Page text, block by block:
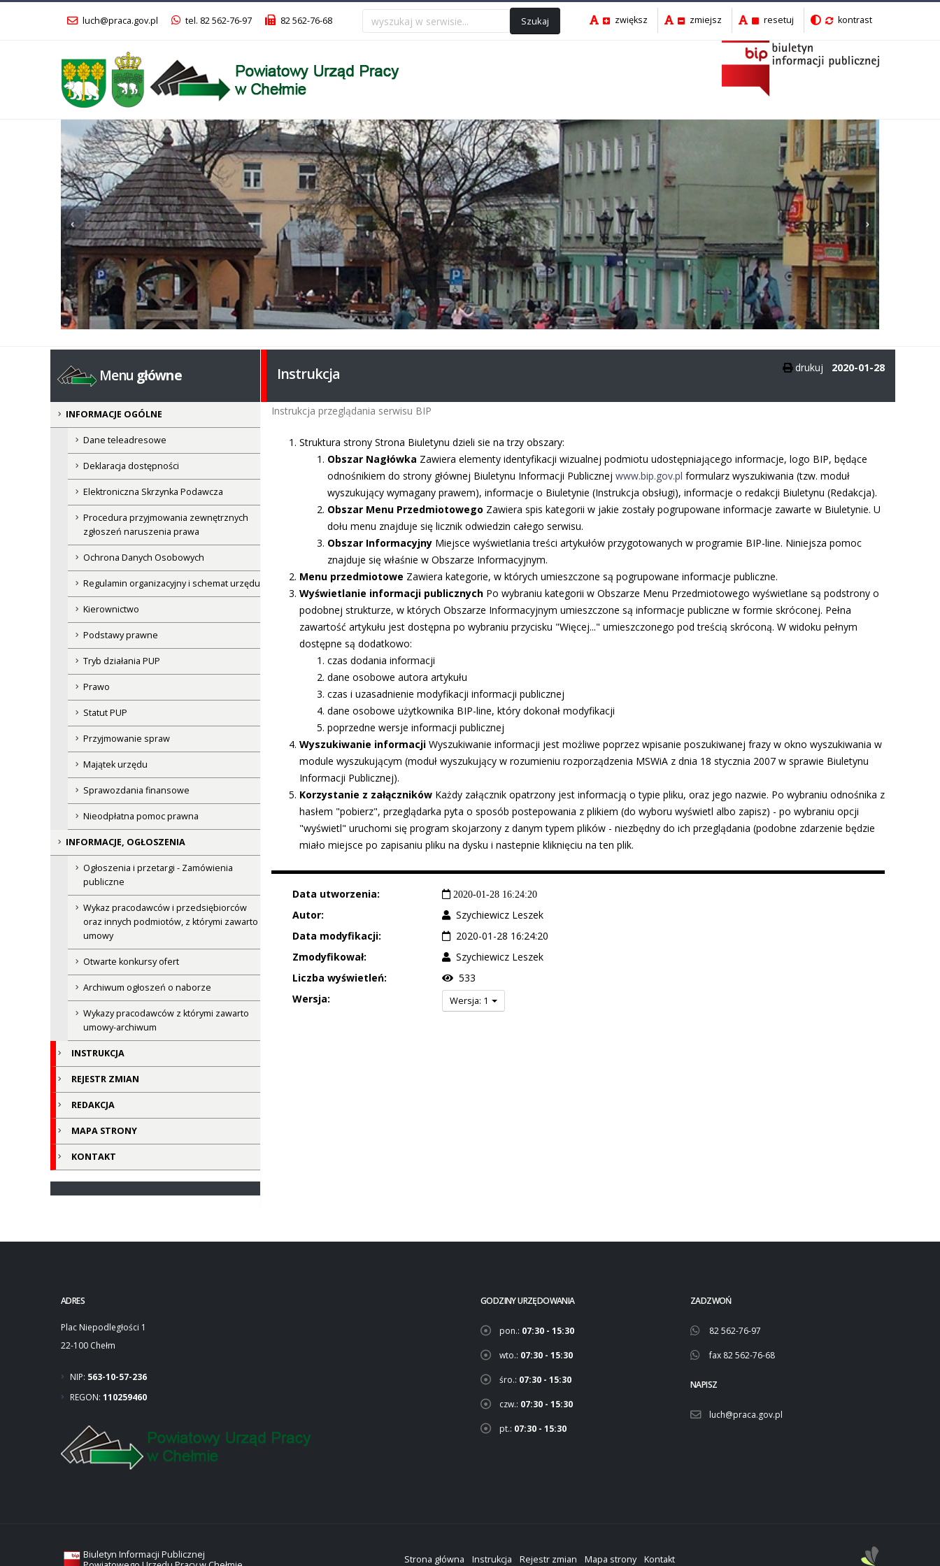
luch@praca.gov.pl tel. 82 562-76-97 82 562-76-68 Szukaj zwiększ zmiejsz resetuj kontrast
Poprzedni Następny
Menu główne
INFORMACJE OGÓLNE
Dane teleadresowe
Deklaracja dostępności
Elektroniczna Skrzynka Podawcza
Procedura przyjmowania zewnętrznych
zgłoszeń naruszenia prawa
Ochrona Danych Osobowych
Regulamin organizacyjny i schemat urzędu
Kierownictwo
Podstawy prawne
Tryb działania PUP
Prawo
Statut PUP
Przyjmowanie spraw
Majątek urzędu
Sprawozdania finansowe
Nieodpłatna pomoc prawna
INFORMACJE, OGŁOSZENIA
Ogłoszenia i przetargi - Zamówienia
publiczne
Wykaz pracodawców i przedsiębiorców
oraz innych podmiotów, z którymi zawarto
umowy
Otwarte konkursy ofert
Archiwum ogłoszeń o naborze
Wykazy pracodawców z którymi zawarto
umowy-archiwum
INSTRUKCJA
REJESTR ZMIAN
REDAKCJA
MAPA STRONY
KONTAKT
drukuj 2020-01-28
Instrukcja
Instrukcja przeglądania serwisu BIP
Struktura strony Strona Biuletynu dzieli sie na trzy obszary:
Obszar Nagłówka Zawiera elementy identyfikacji wizualnej podmiotu udostępniającego informacje, logo BIP, będące
odnośnikiem do strony głównej Biuletynu Informacji Publicznej www.bip.gov.pl formularz wyszukiwania (tzw. moduł
wyszukujący wymagany prawem), informacje o Biuletynie (Instrukcja obsługi), informacje o redakcji Biuletynu (Redakcja).
Obszar Menu Przedmiotowego Zawiera spis kategorii w jakie zostały pogrupowane informacje zawarte w Biuletynie. U
dołu menu znajduje się licznik odwiedzin całego serwisu.
Obszar Informacyjny Miejsce wyświetlania treści artykułów przygotowanych w programie BIP-line. Niniejsza pomoc
znajduje się właśnie w Obszarze Informacyjnym.
Menu przedmiotowe Zawiera kategorie, w których umieszczone są pogrupowane informacje publiczne.
Wyświetlanie informacji publicznych Po wybraniu kategorii w Obszarze Menu Przedmiotowego wyświetlane są podstrony o
podobnej strukturze, w których Obszarze Informacyjnym umieszczone są informacje publiczne w formie skróconej. Pełna
zawartość artykułu jest dostępna po wybraniu przycisku "Więcej..." umieszczonego pod treścią skróconą. W widoku pełnym
dostępne są dodatkowo:
czas dodania informacji
dane osobowe autora artykułu
czas i uzasadnienie modyfikacji informacji publicznej
dane osobowe użytkownika BIP-line, który dokonał modyfikacji
poprzedne wersje informacji publicznej
Wyszukiwanie informacji Wyszukiwanie informacji jest możliwe poprzez wpisanie poszukiwanej frazy w okno wyszukiwania w
module wyszukującym (moduł wyszukujący w rozumieniu rozporządzenia MSWiA z dnia 18 stycznia 2007 w sprawie Biuletynu
Informacji Publicznej).
Korzystanie z załączników Każdy załącznik opatrzony jest informacją o typie pliku, oraz jego nazwie. Po wybraniu odnośnika z
hasłem "pobierz", przeglądarka pyta o sposób postepowania z plikiem (do wyboru wyświetl albo zapisz) - po wybraniu opcji
"wyświetl" uruchomi się program skojarzony z danym typem plików - niezbędny do ich przeglądania (podobne zdarzenie będzie
miało miejsce po zapisaniu pliku na dysku i nastepnie kliknięciu na ten plik.
Data utworzenia: 2020-01-28 16:24:20
Autor:
Szychiewicz Leszek
Data modyfikacji:
2020-01-28 16:24:20
Zmodyfikował:
Szychiewicz Leszek
Liczba wyświetleń:
533
Wersja:
Wersja: 1
ADRES
Plac Niepodległości 1
22-100 Chełm
NIP: 563-10-57-236
REGON: 110259460
GODZINY URZĘDOWANIA
pon.: 07:30 - 15:30
wto.: 07:30 - 15:30
śro.: 07:30 - 15:30
czw.: 07:30 - 15:30
pt.: 07:30 - 15:30
ZADZWOŃ
82 562-76-97
fax 82 562-76-68
NAPISZ
luch@praca.gov.pl
Biuletyn Informacji Publicznej
Strona główna Instrukcja Rejestr zmian Mapa strony Kontakt